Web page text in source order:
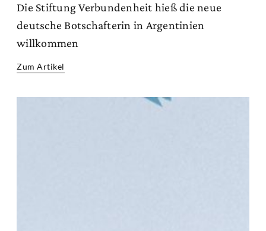
Die Stiftung Verbundenheit hieß die neue
deutsche Botschafterin in Argentinien
willkommen
Zum Artikel